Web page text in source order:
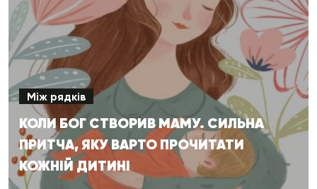
Між рядків
КОЛИ БОГ СТВОРИВ МАМУ. СИЛЬНА
ПРИТЧА, ЯКУ ВАРТО ПРОЧИТАТИ
КОЖНІЙ ДИТИНІ